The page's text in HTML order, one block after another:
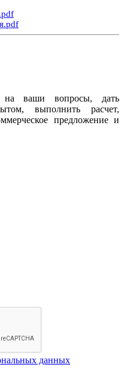
на ваши вопросы, дать
выполнить расчет,
предложение и
данных